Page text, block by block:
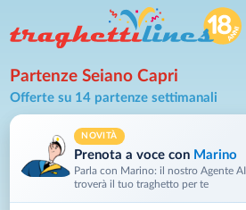
Partenze Seiano Capri
Offerte su 14 partenze settimanali
NOVITÀ
Prenota a voce con Marino
Parla con Marino: il nostro Agente AI
troverà il tuo traghetto per te